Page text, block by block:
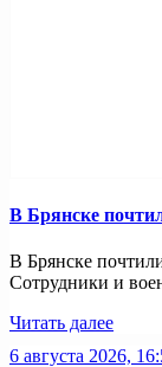
В Брянске
В Брянске
Сотрудники и
Читать далее
6 августа 2026,